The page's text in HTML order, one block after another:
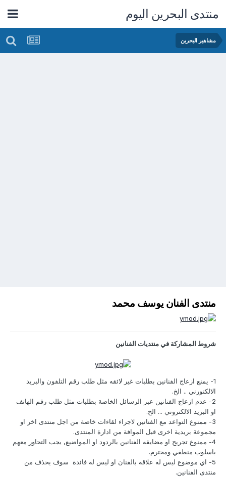
منتدى البحرين اليوم
مشاهير البحرين
منتدى الفنان يوسف محمد
شروط المشاركة في منتديات الفنانين
1-
يمنع ازعاج الفنانين بطلبات غير لائقه مثل طلب رقم التلفون والبريد
الالكتورني .. الخ.
2-
عدم ازعاج الفنانين عبر الرسائل الخاصة بطلبات مثل طلب رقم الهاتف
او البريد الالكتروني ... الخ.
3
- ممنوع التواعد مع الفنانين لاجراء لقاءات خاصة من اجل منتدى اخر او
مجموعة بريدية اخرى قبل الموافة من ادارة المنتدى.
4-
ممنوع تجريح او مضايقه الفنانين بالردود او المواضيع, يجب التحاور معهم
باسلوب منطقي ومحترم.
5-
اي موضوع ليس له علاقه بالفنان او ليس له فائدة سوف يحذف من
منتدى الفنانين.